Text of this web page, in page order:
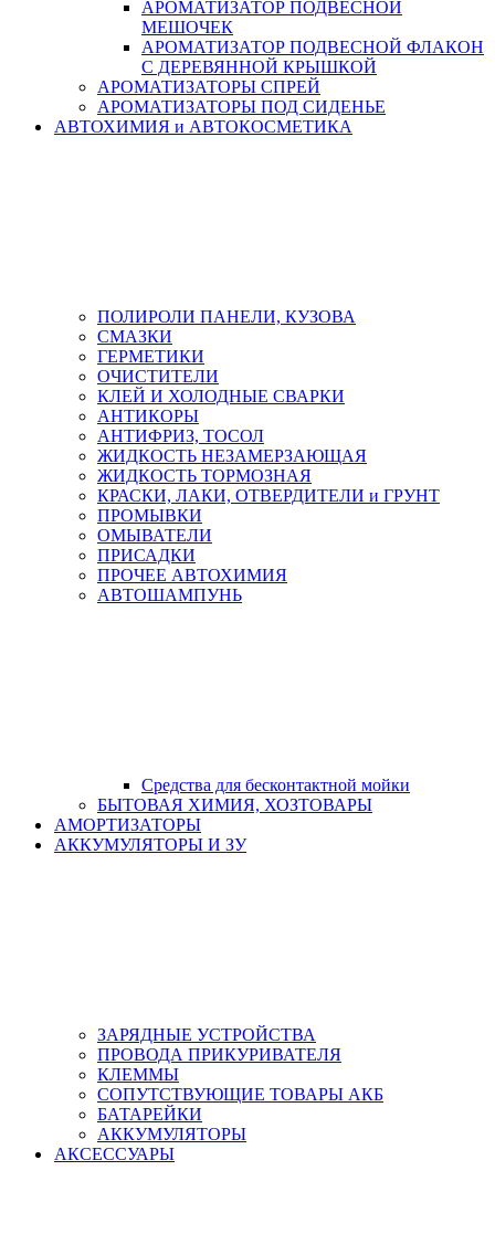
АРОМАТИЗАТОР ПОДВЕСНОЙ
МЕШОЧЕК
АРОМАТИЗАТОР ПОДВЕСНОЙ ФЛАКОН
С ДЕРЕВЯННОЙ КРЫШКОЙ
АРОМАТИЗАТОРЫ СПРЕЙ
АРОМАТИЗАТОРЫ ПОД СИДЕНЬЕ
АВТОХИМИЯ и АВТОКОСМЕТИКА
ПОЛИРОЛИ ПАНЕЛИ, КУЗОВА
СМАЗКИ
ГЕРМЕТИКИ
ОЧИСТИТЕЛИ
КЛЕЙ И ХОЛОДНЫЕ СВАРКИ
АНТИКОРЫ
АНТИФРИЗ, ТОСОЛ
ЖИДКОСТЬ НЕЗАМЕРЗАЮЩАЯ
ЖИДКОСТЬ ТОРМОЗНАЯ
КРАСКИ, ЛАКИ, ОТВЕРДИТЕЛИ и ГРУНТ
ПРОМЫВКИ
ОМЫВАТЕЛИ
ПРИСАДКИ
ПРОЧЕЕ АВТОХИМИЯ
АВТОШАМПУНЬ
Средства для бесконтактной мойки
БЫТОВАЯ ХИМИЯ, ХОЗТОВАРЫ
АМОРТИЗАТОРЫ
АККУМУЛЯТОРЫ И ЗУ
ЗАРЯДНЫЕ УСТРОЙСТВА
ПРОВОДА ПРИКУРИВАТЕЛЯ
КЛЕММЫ
СОПУТСТВУЮЩИЕ ТОВАРЫ АКБ
БАТАРЕЙКИ
АККУМУЛЯТОРЫ
АКСЕСCУАРЫ